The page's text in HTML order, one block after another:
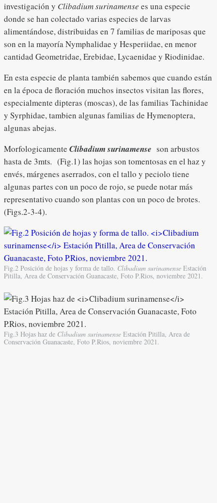
investigación y Clibadium surinamense es una especie
donde se han colectado varias especies de larvas
alimentándose, distribuidas en 7 familias de mariposas que
son en la mayoría Nymphalidae y Hesperiidae, en menor
cantidad Geometridae, Erebidae, Lycaenidae y Riodinidae.
En esta especie de planta también sabemos que cuando están
en la época de floración muchos insectos visitan las flores,
especialmente dipteras (moscas), de las familias Tachinidae
y Syrphidae, tambien algunas familias de Hymenoptera,
algunas abejas.
Morfologicamente Clibadium surinamense son arbustos
hasta de 3mts. (Fig.1) las hojas son tomentosas en el haz y
envés, márgenes aserrados, con el tallo y peciolo tiene
algunas partes con un poco de rojo, se puede notar más
representativo cuando son plantas con un poco de brotes.
(Figs.2-3-4).
Fig.2 Posición de hojas y forma de tallo. Clibadium surinamense Estación
Pitilla, Area de Conservación Guanacaste, Foto P.Rios, noviembre 2021.
Fig.3 Hojas haz de Clibadium surinamense Estación Pitilla, Area de
Conservación Guanacaste, Foto P.Rios, noviembre 2021.